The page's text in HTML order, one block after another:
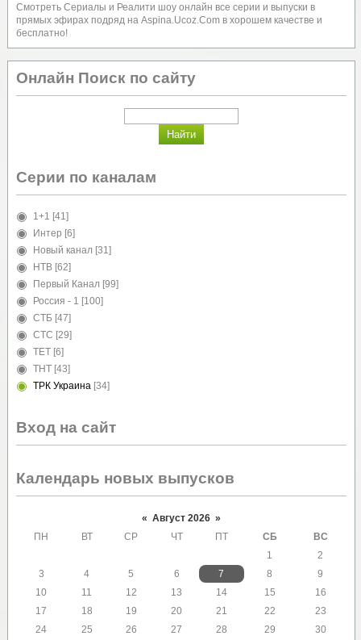
Смотреть Сериалы и Реалити шоу онлайн все серии и выпуски в
прямых эфирах подряд на Aspina.Ucoz.Com в хорошем качестве и
бесплатно!
Онлайн Поиск по сайту
Серии по каналам
1+1 [41]
Интер [6]
Новый канал [31]
НТВ [62]
Первый Канал [99]
Россия - 1 [100]
СТБ [47]
СТС [29]
ТЕТ [6]
ТНТ [43]
ТРК Украина [34]
Вход на сайт
Календарь новых выпусков
« Август 2026 »
ПН
ВТ СР ЧТ ПТ СБ
ВС
1
2
3
4 5 6 7 8
9
10
11 12 13 14 15
16
17
18 19 20 21 22
23
24
25 26 27 28 29
30